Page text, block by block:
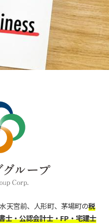
天宮前、人形町、茅場町の税
士・公認会計士・FP・宅建士